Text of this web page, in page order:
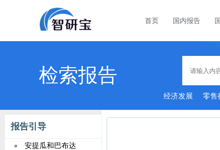
首页 国内报告
检索报告
经济发展 零售
市场
报告引导
安提瓜和巴布达